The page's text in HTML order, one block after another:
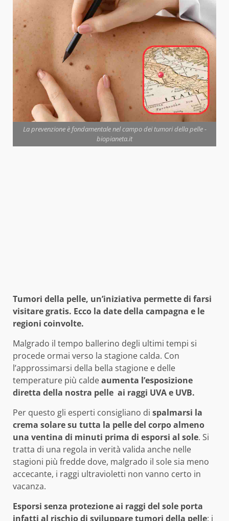
La prevenzione è fondamentale nel campo dei tumori della pelle -
biopianeta.it
Tumori della pelle, un’iniziativa permette di farsi
visitare gratis. Ecco la date della campagna e le
regioni coinvolte.
Malgrado il tempo ballerino degli ultimi tempi si
procede ormai verso la stagione calda. Con
l’approssimarsi della bella stagione e delle
temperature più caldeaumenta l’esposizione
diretta della nostra pelle ai raggi UVA e UVB.
Per questo gli esperti consigliano di spalmarsi la
crema solare su tutta la pelle del corpo almeno
una ventina di minuti prima di esporsi al sole. Si
tratta di una regola in verità valida anche nelle
stagioni più fredde dove, malgrado il sole sia meno
accecante, i raggi ultravioletti non vanno certo in
vacanza.
Esporsi senza protezione ai raggi del sole porta
infatti al rischio di sviluppare tumori della pelle: i